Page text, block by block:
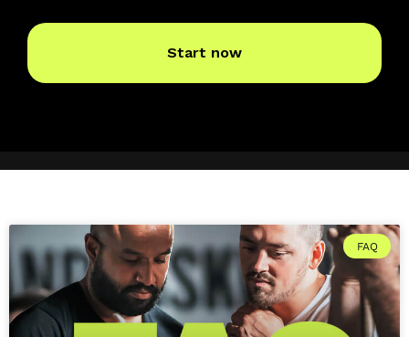
FAQ